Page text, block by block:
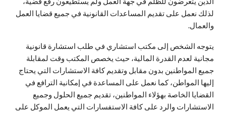
لذلك نعمل على تقديم المساعدات القانونية في جميع قضايا العمل
والعمال.
يتوجه الشخص إلى مكتب استشاري في طلب استشارة قانونية
مجانية لعدم القدرة المالية، حيث يخصص المكتب وقت لمقابلة
جميع المواطنين بدون مقابل وتقديم كافة الاستشارات التي يحتاج
إليها المواطن، كما نعمل على المساعدة في إمكانية الترافع في
القضايا الخاصة بهؤلاء المواطنين، تقديم جميع الحلول وجميع
الاستشارات والرد على كافة الاستفسارات التي يعمل الموكل على